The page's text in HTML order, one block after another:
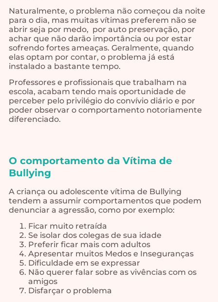
Naturalmente, o problema não começou da noite
para o dia, mas muitas vítimas preferem não se
abrir seja por medo, por auto preservação, por
achar que não darão importância ou por estar
sofrendo fortes ameaças. Geralmente, quando
elas optam por contar, o problema já está
instalado a bastante tempo.
Professores e profissionais que trabalham na
escola, acabam tendo mais oportunidade de
perceber pelo privilégio do convívio diário e por
poder observar o comportamento notoriamente
diferenciado.
O comportamento da Vítima de
Bullying
A criança ou adolescente vítima de Bullying
tendem a assumir comportamentos que podem
denunciar a agressão, como por exemplo:
Ficar muito retraída
Se isolar dos colegas de sua idade
Preferir ficar mais com adultos
Apresentar muitos Medos e Inseguranças
Dificuldade em se expressar
Não querer falar sobre as vivências com os
amigos
Disfarçar o problema